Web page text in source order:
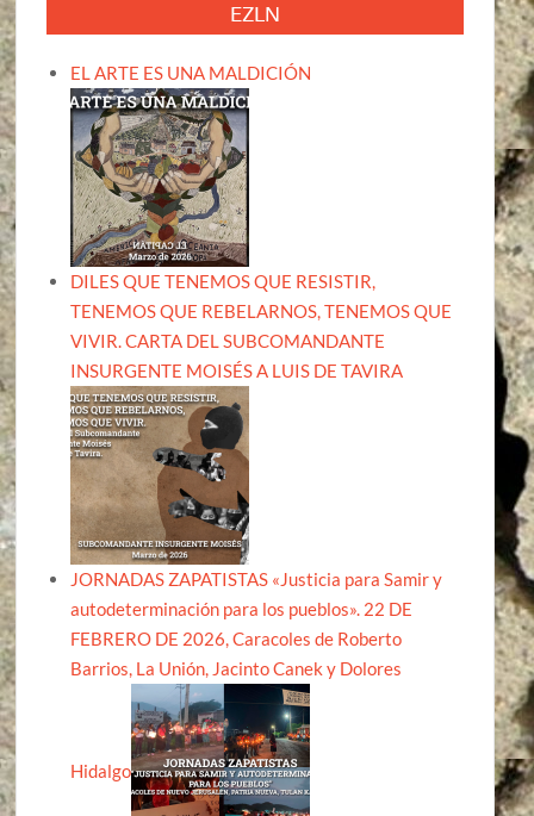
EZLN
EL ARTE ES UNA MALDICIÓN
DILES QUE TENEMOS QUE RESISTIR,
TENEMOS QUE REBELARNOS, TENEMOS QUE
VIVIR. CARTA DEL SUBCOMANDANTE
INSURGENTE MOISÉS A LUIS DE TAVIRA
JORNADAS ZAPATISTAS «Justicia para Samir y
autodeterminación para los pueblos». 22 DE
FEBRERO DE 2026, Caracoles de Roberto
Barrios, La Unión, Jacinto Canek y Dolores
Hidalgo